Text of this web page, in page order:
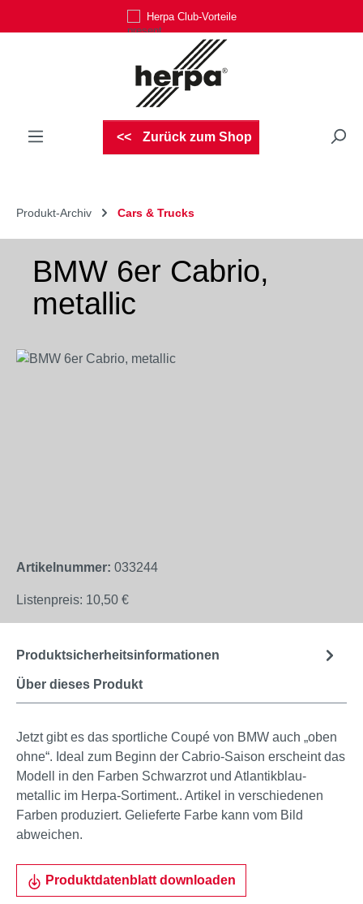
Zum Hauptinhalt springenHerpa Club-Vorteile
Zurück zum Shop
Produkt-Archiv Cars & Trucks
BMW 6er Cabrio,
metallic
Bildergalerie überspringen
Artikelnummer: 033244
Listenpreis: 10,50 €
Über dieses Produkt
Produktsicherheitsinformationen
Jetzt gibt es das sportliche Coupé von BMW auch „oben
ohne“. Ideal zum Beginn der Cabrio-Saison erscheint das
Modell in den Farben Schwarzrot und Atlantikblau-
metallic im Herpa-Sortiment.. Artikel in verschiedenen
Farben produziert. Gelieferte Farbe kann vom Bild
abweichen.
Produktdatenblatt downloaden